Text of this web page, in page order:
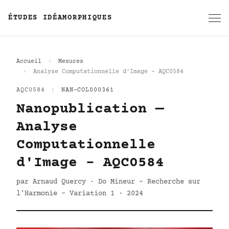
ÉTUDES IDÉAMORPHIQUES
Accueil
Mesures
Analyse Computationnelle d'Image - AQC0584
AQC0584 NAN-COL000361
Nanopublication —
Analyse
Computationnelle
d'Image - AQC0584
par Arnaud Quercy · Do Mineur - Recherche sur
l'Harmonie - Variation 1 · 2024